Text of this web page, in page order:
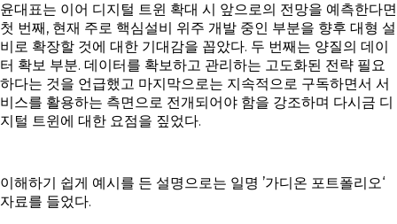
윤대표는 이어 디지털 트윈 확대 시 앞으로의 전망을 예측한다면
첫 번째, 현재 주로 핵심설비 위주 개발 중인 부분을 향후 대형 설
비로 확장할 것에 대한 기대감을 꼽았다. 두 번째는 양질의 데이
터 확보 부분. 데이터를 확보하고 관리하는 고도화된 전략 필요
하다는 것을 언급했고 마지막으로는 지속적으로 구독하면서 서
비스를 활용하는 측면으로 전개되어야 함을 강조하며 다시금 디
지털 트윈에 대한 요점을 짚었다.
이해하기 쉽게 예시를 든 설명으로는 일명 ’가디온 포트폴리오‘
자료를 들었다.